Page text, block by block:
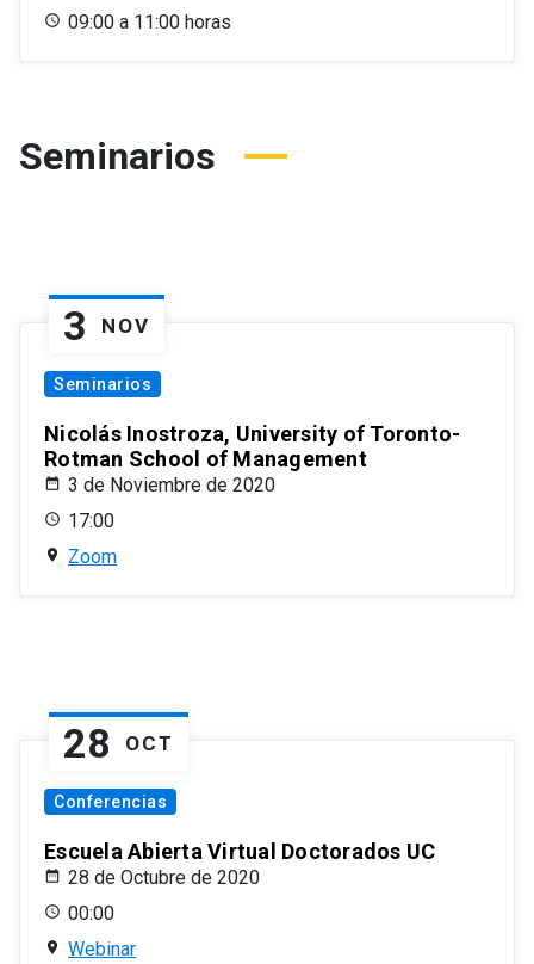
09:00 a 11:00 horas
Seminarios
3 NOV
Seminarios
Nicolás Inostroza, University of Toronto-
Rotman School of Management
3 de Noviembre de 2020
17:00
Zoom
28 OCT
Conferencias
Escuela Abierta Virtual Doctorados UC
28 de Octubre de 2020
00:00
Webinar